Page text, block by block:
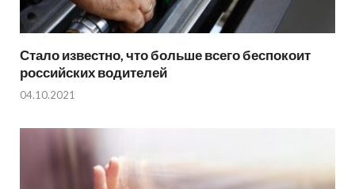
Стало известно, что больше всего беспокоит
российских водителей
04.10.2021